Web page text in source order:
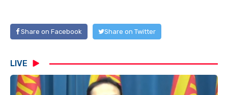
Share on Facebook Share on Twitter
LIVE